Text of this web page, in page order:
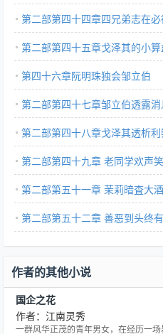
第二部第四十四章四兄弟志在
第二部第四十五章戈泽其的小
第四十六章阮明珠独会邹立伯
第二部第四十七章邹立伯透露消
第二部第四十八章戈泽其透析
第二部第四十九章 老同学欢声
第二部第五十一章 茉莉暗査大
第二部第五十二章 善恶到头终有
作者的其他小说
国企之花
作者：江南灵秀
一群风华正茂的青年男女，在经历一